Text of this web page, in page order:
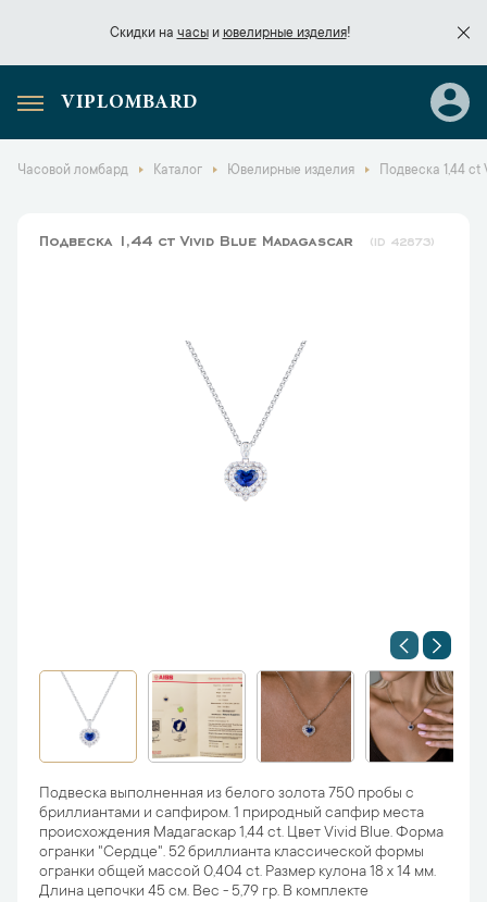
Скидки на часыи ювелирные изделия!
Скидки начасы
VIPLOMBARD
Часовой ломбард Каталог Ювелирные изделия Подвеска 1,44
Подвеска 1,44 ct Vivid Blue Madagascar 42873
Подвеска выполненная из белого золота 750 пробы с
бриллиантами и сапфиром. 1 природный сапфир места
происхождения Мадагаскар 1,44 ct. Цвет Vivid Blue. Форма
огранки "Сердце". 52 бриллианта классической формы
огранки общей массой 0,404 ct. Размер кулона 18 х 14 мм.
Длина цепочки 45 см. Вес - 5,79 гр. В комплекте